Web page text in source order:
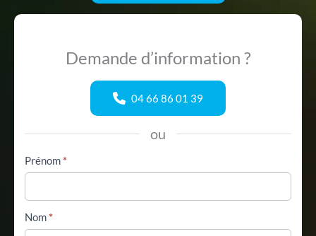
Demande d’information ?
04 66 86 01 39
ou
Formulaire
simple
avec
téléphone
Prénom*
Nom*